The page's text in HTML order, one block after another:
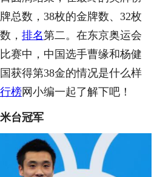
总数，38枚的金牌数、32枚
， 排名第二。在东京奥运会
赛中，中国选手曹缘和杨健
获得第38金的情况是什么样
榜网小编一起了解下吧！
台冠军